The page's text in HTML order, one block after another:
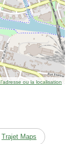
ou la localisation
Trajet Maps